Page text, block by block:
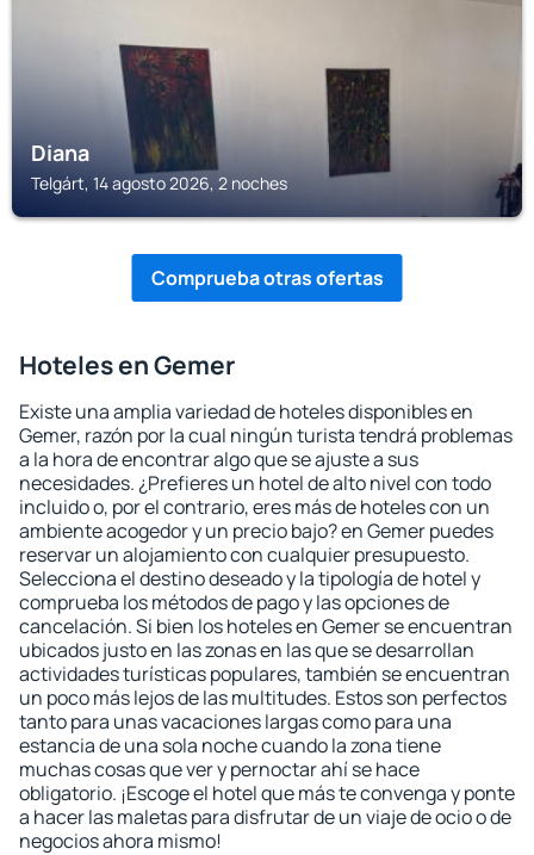
Diana
Telgárt, 14 agosto 2026, 2 noches
Comprueba otras ofertas
Hoteles en Gemer
Existe una amplia variedad de hoteles disponibles en
Gemer, razón por la cual ningún turista tendrá problemas
a la hora de encontrar algo que se ajuste a sus
necesidades. ¿Prefieres un hotel de alto nivel con todo
incluido o, por el contrario, eres más de hoteles con un
ambiente acogedor y un precio bajo? en Gemer puedes
reservar un alojamiento con cualquier presupuesto.
Selecciona el destino deseado y la tipología de hotel y
comprueba los métodos de pago y las opciones de
cancelación. Si bien los hoteles en Gemer se encuentran
ubicados justo en las zonas en las que se desarrollan
actividades turísticas populares, también se encuentran
un poco más lejos de las multitudes. Estos son perfectos
tanto para unas vacaciones largas como para una
estancia de una sola noche cuando la zona tiene
muchas cosas que ver y pernoctar ahí se hace
obligatorio. ¡Escoge el hotel que más te convenga y ponte
a hacer las maletas para disfrutar de un viaje de ocio o de
negocios ahora mismo!